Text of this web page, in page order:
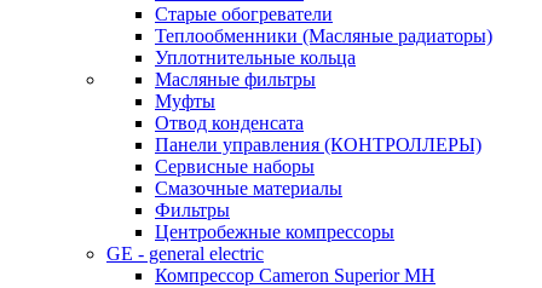
Старые обогреватели
Теплообменники (Масляные радиаторы)
Уплотнительные кольца
Масляные фильтры
Муфты
Отвод конденсата
Панели управления (КОНТРОЛЛЕРЫ)
Сервисные наборы
Смазочные материалы
Фильтры
Центробежные компрессоры
GE - general electric
Компрессор Cameron Superior MH